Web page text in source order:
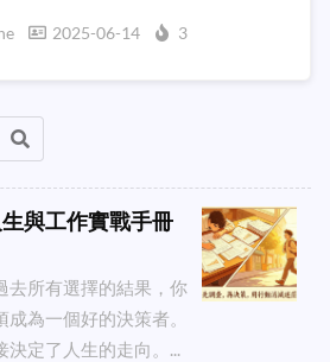
2025-06-14 3
與工作實戰手冊
去所有選擇的結果，你
為一個好的決策者。
決定了人生的走向。...